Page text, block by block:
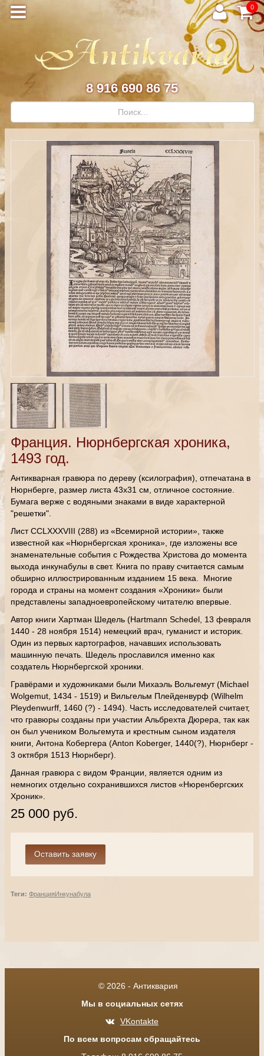
0
8 916 690 86 75
Франция. Нюрнбергская хроника,
1493 год.
Антикварная гравюра по дереву (ксилография), отпечатана в
Нюрнберге, размер листа 43х31 см, отличное состояние.
Бумага верже с водяными знаками в виде характерной
"решетки".
Лист CCLXXXVIII (288) из «Всемирной истории», также
известной как «Нюрнбергская хроника», где изложены все
знаменательные события с Рождества Христова до момента
выхода инкунабулы в свет. Книга по праву считается самым
обширно иллюстрированным изданием 15 века. Многие
города и страны на момент создания «Хроники» были
представлены западноевропейскому читателю впервые.
Автор книги Хартман Шедель (Hartmann Schedel, 13 февраля
1440 - 28 ноября 1514) немецкий врач, гуманист и историк.
Один из первых картографов, начавших использовать
машинную печать. Шедель прославился именно как
создатель Нюрнбергской хроники.
Гравёрами и художниками были Михаэль Вольгемут (Michael
Wolgemut, 1434 - 1519) и Вильгельм Плейденвурф (Wilhelm
Pleydenwurff, 1460 (?) - 1494). Часть исследователей считает,
что гравюры созданы при участии Альбрехта Дюрера, так как
он был учеником Вольгемута и крестным сыном издателя
книги, Антона Кобергера (Anton Koberger, 1440(?), Нюрнберг -
3 октября 1513 Нюрнберг).
Данная гравюра с видом Франции, является одним из
немногих отдельно сохранившихся листов «Нюренбергских
Хроник».
25 000 руб.
Теги: ФранцияИнкунабула
© 2026 - Антиквария
Мы в социальных сетях
VKontakte
По всем вопросам обращайтесь